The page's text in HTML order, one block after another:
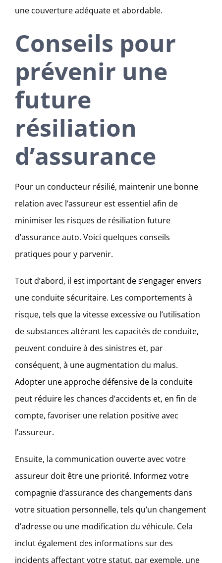
une couverture adéquate et abordable.
Conseils pour
prévenir une
future
résiliation
d’assurance
Pour un conducteur résilié, maintenir une bonne
relation avec l’assureur est essentiel afin de
minimiser les risques de résiliation future
d’assurance auto. Voici quelques conseils
pratiques pour y parvenir.
Tout d’abord, il est important de s’engager envers
une conduite sécuritaire. Les comportements à
risque, tels que la vitesse excessive ou l’utilisation
de substances altérant les capacités de conduite,
peuvent conduire à des sinistres et, par
conséquent, à une augmentation du malus.
Adopter une approche défensive de la conduite
peut réduire les chances d’accidents et, en fin de
compte, favoriser une relation positive avec
l’assureur.
Ensuite, la communication ouverte avec votre
assureur doit être une priorité. Informez votre
compagnie d’assurance des changements dans
votre situation personnelle, tels qu’un changement
d’adresse ou une modification du véhicule. Cela
inclut également des informations sur des
incidents affectant votre statut, par exemple, une